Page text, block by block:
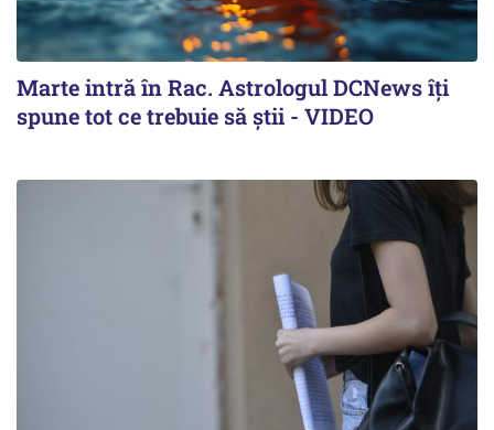
Marte intră în Rac. Astrologul DCNews îți
spune tot ce trebuie să știi - VIDEO